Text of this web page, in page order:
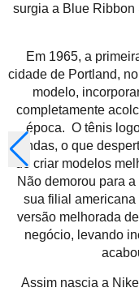
surgia a Blue Ribbon
Em 1965, a
cidade de Portland,
modelo,
completamente
época. O tênis
vendas, o que
de criar modelos
Não demorou para
sua filial
versão melhorada
negócio, levando
Assim nascia a